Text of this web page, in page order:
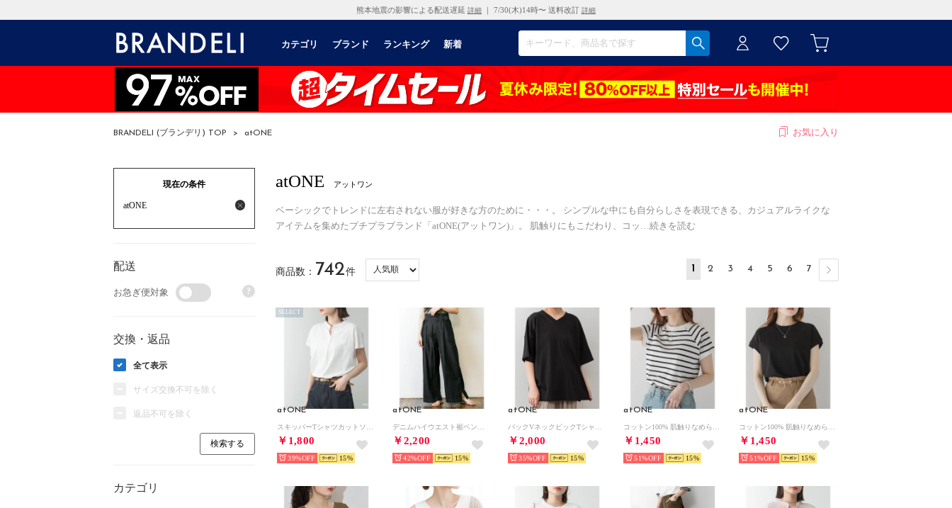
熊本地震の影響による配送遅延 詳細 ｜ 7/30(木)14時〜 送料改訂 詳細
カテゴリ ブランド ランキング 新着
BRANDELI (ブランデリ) TOP > atONE お気に入り
現在の条件
atONE
配送
お急ぎ便対象 ?
交換・返品
全て表示
サイズ交換不可を除く
返品不可を除く
カテゴリ
atONE アットワン
ベーシックでトレンドに左右されない服が好きな方のために・・・。 シンプルな中にも自分らしさを表現できる、カジュアルライクな
アイテムを集めたプチプラブランド「atONE(アットワン)」。 肌触りにもこだわり、コッ
続きを読む
商品数： 742件 1 2 3 4 5 6 7
atONE
￥1,800
SELECT
39% 15
atONE
￥2,200
42% 15
atONE
￥2,000
35% 15
atONE
￥1,450
51% 15
atONE
￥1,450
51% 15